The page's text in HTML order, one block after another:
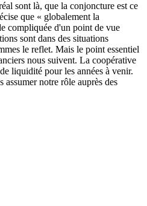
sont là, que la conjoncture est ce
que « globalement la
compliquée d'un point de vue
sont dans des situations
le reflet. Mais le point essentiel
nous suivent. La coopérative
liquidité pour les années à venir.
assumer notre rôle auprès des